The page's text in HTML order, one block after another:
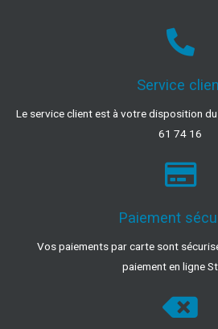
Service
Le service client est à votre disposition
61 74 16
Paiement
Vos paiements par carte sont
paiement en ligne